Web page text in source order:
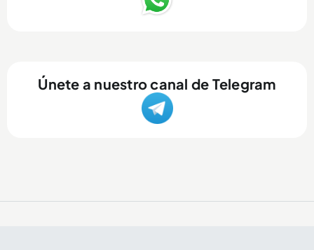
Únete a nuestro canal de Telegram